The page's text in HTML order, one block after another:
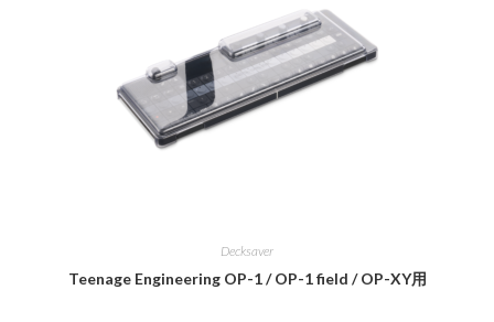
Decksaver
Teenage Engineering OP-1 / OP-1 field / OP-XY用